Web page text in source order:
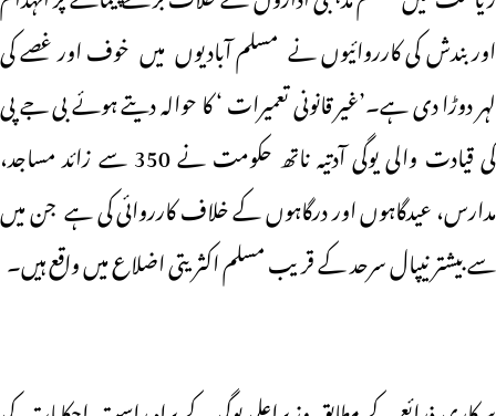
اور بندش کی کارروائیوں نے مسلم آبادیوں میں خوف اور غصے کی
لہر دوڑا دی ہے۔’غیر قانونی تعمیرات ‘ کا حوالہ دیتے ہوئے بی جے پی
کی قیادت والی یوگی آدتیہ ناتھ حکومت نے 350 سے زائد مساجد،
مدارس، عیدگاہوں اور درگاہوں کے خلاف کارروائی کی ہے جن میں
سے بیشتر نیپال سرحد کے قریب مسلم اکثریتی اضلاع میں واقع ہیں۔